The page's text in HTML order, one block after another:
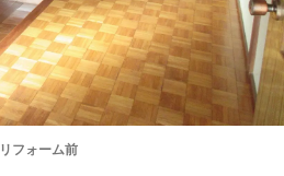
リフォーム前